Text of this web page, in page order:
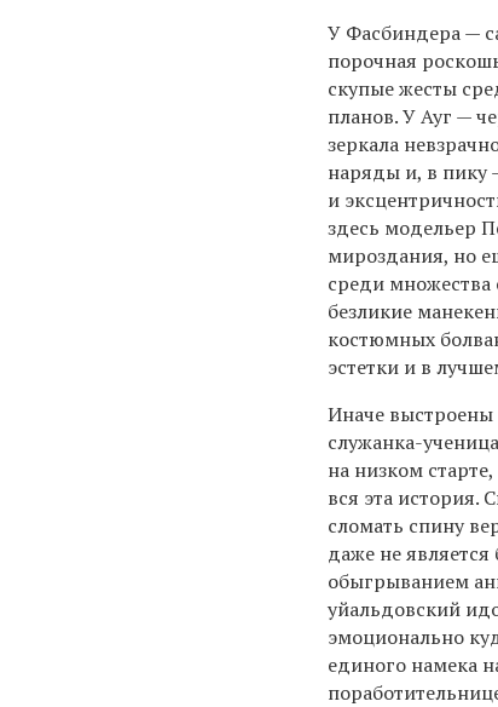
У Фасбиндера —
порочная
скупые жесты
планов. У Ауг —
зеркала
наряды и, в пику
и
здесь модельер
мироздания, но
среди
безликие
костюмных
эстетки и в
Иначе
служанка-
на низком
вся эта история.
сломать спину
даже не
обыгрыванием
уйальдовский
эмоционально
единого намека